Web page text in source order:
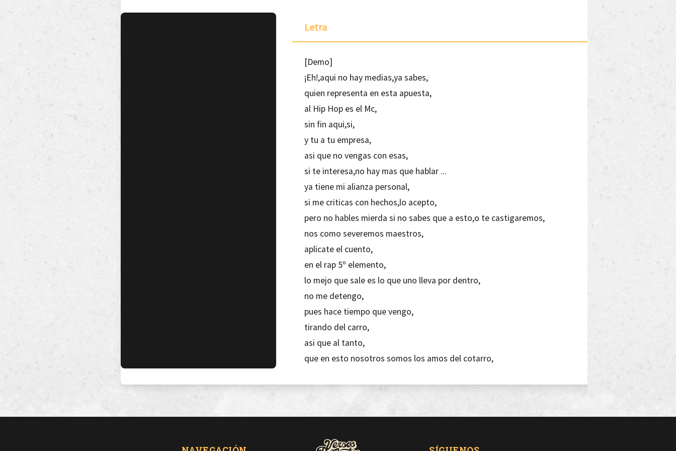
Letra
[Demo]
¡Eh!,aqui no hay medias,ya sabes,
quien representa en esta apuesta,
al Hip Hop es el Mc,
sin fin aqui,si,
y tu a tu empresa,
asi que no vengas con esas,
si te interesa,no hay mas que hablar ...
ya tiene mi alianza personal,
si me criticas con hechos,lo acepto,
pero no hables mierda si no sabes que a esto,o te castigaremos,
nos como severemos maestros,
aplicate el cuento,
en el rap 5º elemento,
lo mejo que sale es lo que uno lleva por dentro,
no me detengo,
pues hace tiempo que vengo,
tirando del carro,
asi que al tanto,
que en esto nosotros somos los amos del cotarro,
paso que unos guarros hagan bailar mas que yo,
somos la polla,¿que se creyeron?,